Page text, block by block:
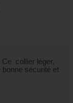
Ce collier léger,
bonne sécurité et